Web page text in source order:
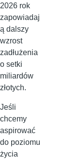
2026 rok
zapowiadaj
ą dalszy
wzrost
zadłużenia
o setki
miliardów
złotych.
Jeśli
chcemy
aspirować
do poziomu
życia